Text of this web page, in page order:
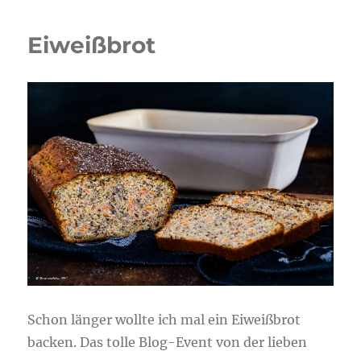
Eiweißbrot
Schon länger wollte ich mal ein Eiweißbrot
backen. Das tolle Blog-Event von der lieben